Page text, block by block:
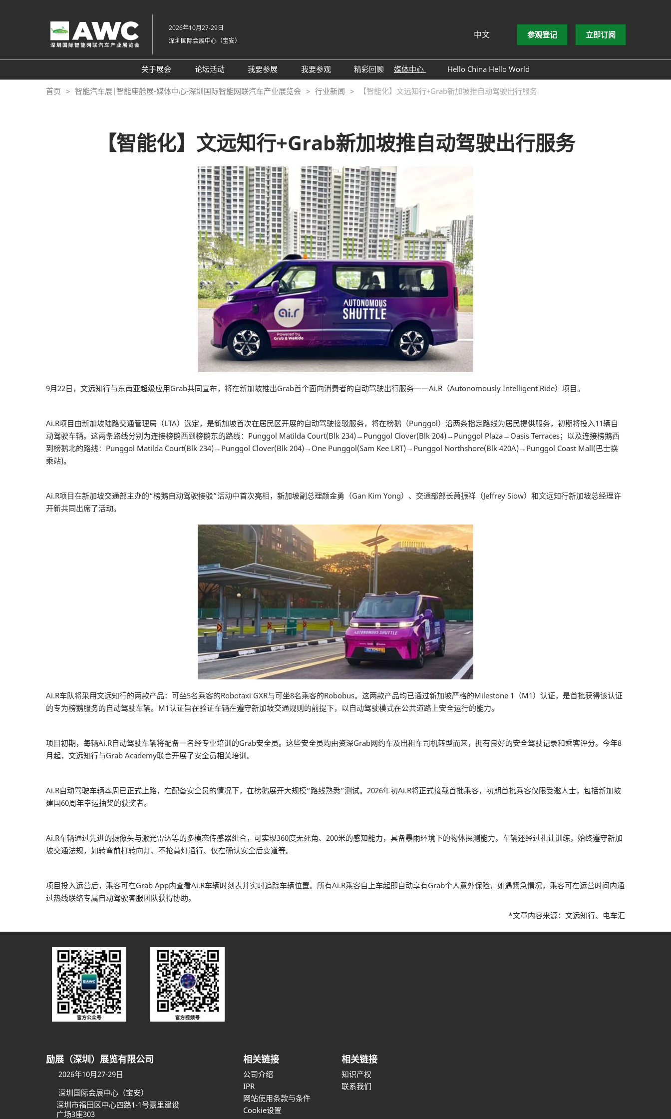
跳
转
容
2026年10月27-29日
深圳国际会展中心（宝安）
中文
English
Tiếng Việt
ภาษาไทย
参观登记 立即订阅
关于展会
组织架构
展馆平面图
常见问题解答（Q & A）
论坛活动
2025同期会议活动
我要参展
AWC参展申请
为何参展
走进主机厂
展商增值服务CMO
励展通
我要参观
参观预登记
特邀买家
观众增值服务
展商名录
RX Connect 励展通
精彩回顾
媒体中心
展会新闻
合作媒体
Hello China Hello World
首页 智能汽车展|智能座舱展-媒体中心-深圳国际智能网联汽车产业展览会 行业新闻 【智能化】文远知行+Grab新加坡推自动驾驶出行服务
【智能化】文远知行+Grab新加坡推自动驾驶出行服务
9月22日，文远知行与东南亚超级应用Grab共同宣布，将在新加坡推出Grab首个面向消费者的自动驾驶出行服务——Ai.R（Autonomously Intelligent Ride）项目。
Ai.R项目由新加坡陆路交通管理局（LTA）选定，是新加坡首次在居民区开展的自动驾驶接驳服务，将在榜鹅（Punggol）沿两条指定路线为居民提供服务，初期将投入11辆自
动驾驶车辆。这两条路线分别为连接榜鹅西到榜鹅东的路线：Punggol Matilda Court(Blk 234)→Punggol Clover(Blk 204)→Punggol Plaza→Oasis Terraces；以及连接榜鹅西
到榜鹅北的路线：Punggol Matilda Court(Blk 234)→Punggol Clover(Blk 204)→One Punggol(Sam Kee LRT)→Punggol Northshore(Blk 420A)→Punggol Coast Mall(巴士换
乘站)。
Ai.R项目在新加坡交通部主办的“榜鹅自动驾驶接驳”活动中首次亮相，新加坡副总理颜金勇（Gan Kim Yong）、交通部部长萧振祥（Jeffrey Siow）和文远知行新加坡总经理许
开新共同出席了活动。
Ai.R车队将采用文远知行的两款产品：可坐5名乘客的Robotaxi GXR与可坐8名乘客的Robobus。这两款产品均已通过新加坡严格的Milestone 1（M1）认证，是首批获得该认证
的专为榜鹅服务的自动驾驶车辆。M1认证旨在验证车辆在遵守新加坡交通规则的前提下，以自动驾驶模式在公共道路上安全运行的能力。
项目初期，每辆Ai.R自动驾驶车辆将配备一名经专业培训的Grab安全员。这些安全员均由资深Grab网约车及出租车司机转型而来，拥有良好的安全驾驶记录和乘客评分。今年8
月起，文远知行与Grab Academy联合开展了安全员相关培训。
Ai.R自动驾驶车辆本周已正式上路，在配备安全员的情况下，在榜鹅展开大规模“路线熟悉”测试。2026年初Ai.R将正式接载首批乘客，初期首批乘客仅限受邀人士，包括新加坡
建国60周年幸运抽奖的获奖者。
Ai.R车辆通过先进的摄像头与激光雷达等的多模态传感器组合，可实现360度无死角、200米的感知能力，具备暴雨环境下的物体探测能力。车辆还经过礼让训练，始终遵守新加
坡交通法规，如转弯前打转向灯、不抢黄灯通行、仅在确认安全后变道等。
项目投入运营后，乘客可在Grab App内查看Ai.R车辆时刻表并实时追踪车辆位置。所有Ai.R乘客自上车起即自动享有Grab个人意外保险，如遇紧急情况，乘客可在运营时间内通
过热线联络专属自动驾驶客服团队获得协助。
*文章内容来源：文远知行、电车汇
励展（深圳）展览有限公司
2026年10月27-29日
深圳国际会展中心（宝安）
深圳市福田区中心四路1-1号嘉里建设
广场3座303
相关链接
公司介绍
IPR
网站使用条款与条件
Cookie设置
相关链接
知识产权
联系我们